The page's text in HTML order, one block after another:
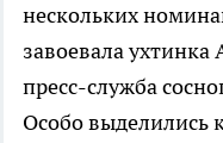
нескольких
завоевала
пресс-служба
Особо выделились